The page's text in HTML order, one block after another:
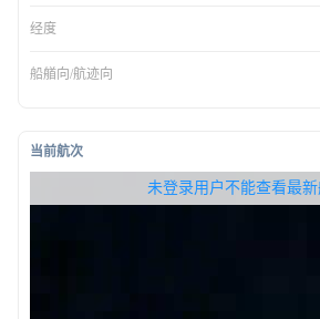
经度
船艏向/航迹向
当前航次
未登录用户不能查看最新
无权查看最新船位，请联